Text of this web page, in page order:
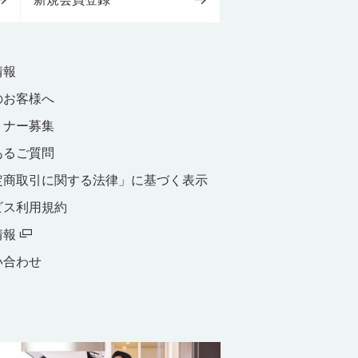
お客様へ
ナー募集
るご質問
商取引に関する法律」に基づく表示
ス利用規約
合わせ